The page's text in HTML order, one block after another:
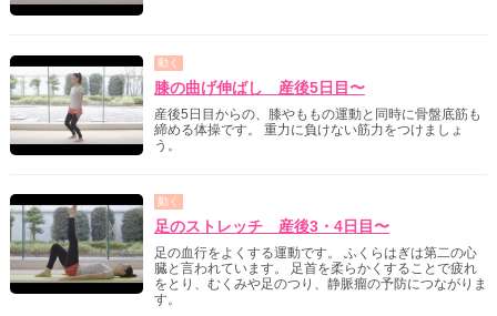
動く
膝の曲げ伸ばし 産後5日目〜
産後5日目からの、膝やももの運動と同時に骨盤底筋も
締める体操です。 重力に負けない筋力をつけましょ
う。
動く
足のストレッチ 産後3・4日目〜
足の血行をよくする運動です。 ふくらはぎは第二の心
臓と言われています。 足首を柔らかくすることで疲れ
をとり、むくみや足のつり、静脈瘤の予防につながりま
す。